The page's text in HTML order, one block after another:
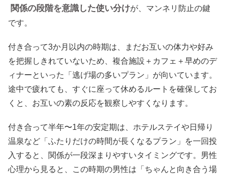
関係の段階を意識した使い分けが、マンネリ防止の鍵
です。
付き合って3か月以内の時期は、まだお互いの体力や好み
を把握しきれていないため、複合施設＋カフェ＋早めのデ
ィナーといった「逃げ場の多いプラン」が向いています。
途中で疲れても、すぐに座って休めるルートを確保してお
くと、お互いの素の反応を観察しやすくなります。
付き合って半年〜1年の安定期は、ホテルステイや日帰り
温泉など「ふたりだけの時間が長くなるプラン」を一回投
入すると、関係が一段深まりやすいタイミングです。男性
心理から見ると、この時期の男性は「ちゃんと向き合う場